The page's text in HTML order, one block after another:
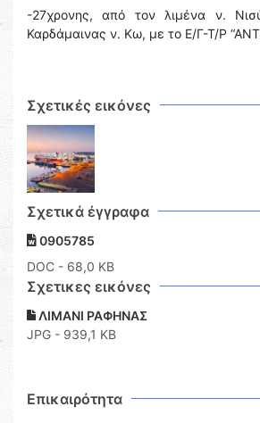
-27χρονης, από τον λιμένα ν.
Καρδάμαινας ν. Κω, με το Ε/Γ-Τ/Ρ
Σχετικές εικόνες
Σχετικά έγγραφα
0905785
DOC - 68,0 KB
Σχετικες εικόνες
ΛΙΜΑΝΙ ΡΑΦΗΝΑΣ
JPG - 939,1 KB
Επικαιρότητα